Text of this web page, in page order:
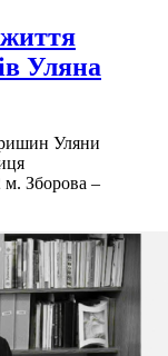
життя
Уляна
Уляни
м. Зборова –